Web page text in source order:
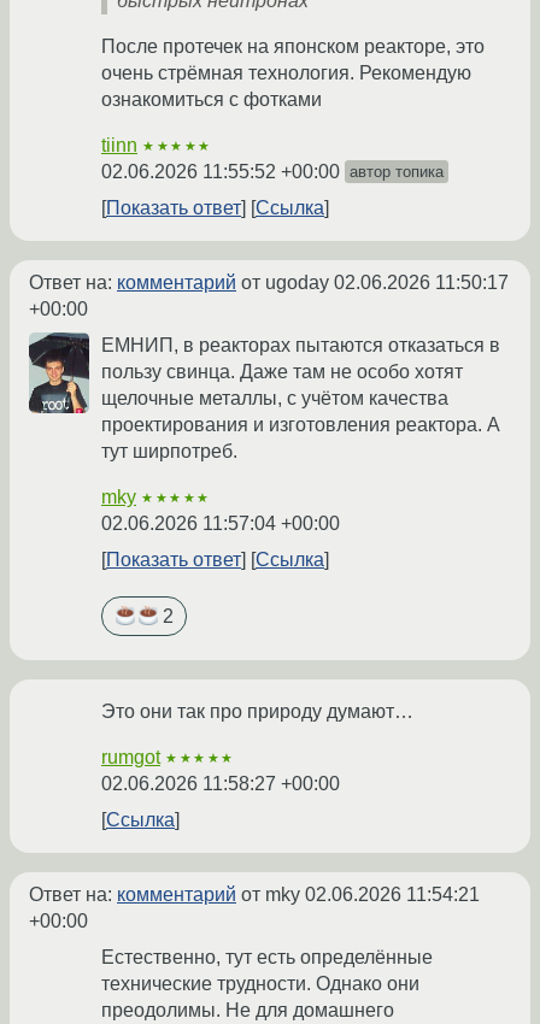
После протечек на японском реакторе, это
очень стрёмная технология. Рекомендую
ознакомиться с фотками
tiinn ★★★★★
02.06.2026 11:55:52 +00:00 автор топика
Показать ответ Ссылка
Ответ на: комментарий от ugoday 02.06.2026 11:50:17
+00:00
ЕМНИП, в реакторах пытаются отказаться в
пользу свинца. Даже там не особо хотят
щелочные металлы, с учётом качества
проектирования и изготовления реактора. А
тут ширпотреб.
mky ★★★★★
02.06.2026 11:57:04 +00:00
Показать ответ
Ссылка
2
Это они так про природу думают…
rumgot ★★★★★
02.06.2026 11:58:27 +00:00
Ссылка
Ответ на: комментарий от mky 02.06.2026 11:54:21
+00:00
Естественно, тут есть определённые
технические трудности. Однако они
преодолимы. Не для домашнего